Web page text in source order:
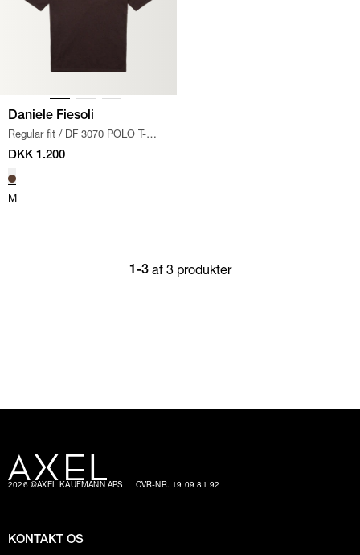
Daniele Fiesoli
Regular fit / DF 3070 POLO T-
SHIRT / BRUN
DKK 1.200
M
1-3 af 3 produkter
2026 @AXEL KAUFMANN APS CVR-NR. 19 09 81 92
KONTAKT OS